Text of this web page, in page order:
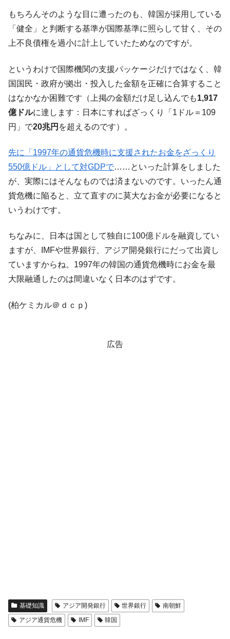
Fact1
日本人マスターズ挑戦の歴史。松山以前に最高位
だった選手とは？
Fact1 セレクトセールの高額取引馬が稼いだ金額とは？
もちろんそのような目に遭ったのも、韓国が採用している
「健全」と判断する基準が国際基準に照らして甘く、その
上不良債権を過小に計上していたためなのですが。
というわけで国際機関の支援パッケージだけではなく、韓
国国民・政府が拠出・投入した金額を正確に合算すること
はなかなか困難です（上掲の金額だけ足し込んでも1,917
億ドルに達します：日本にすればざっくり「1ドル＝109
円」で20兆円 を超えるのです）。
先に「1997年の通貨危機時に支援されたお金をざっくり
550億ドル」として対GDPで……といった計算をしました
が、実際にはそんなものでは済まないのです。いったん通
貨危機に陥ると、立て直すのに莫大なお金が必要になると
いうわけです。
ちなみに、日本は国として独自に100億ドルを融資してい
ますが、IMFや世界銀行、アジア開発銀行にだって出資し
ていますからね。1997年の韓国の通貨危機時にお金を最
大限融通したのは間違いなく日本のはずです。
(柏ケミカル＠ｄｃｐ)
広告
基礎知識 アジア開発銀行 世界銀行
南朝鮮
アジア通貨危機
IMF 韓国